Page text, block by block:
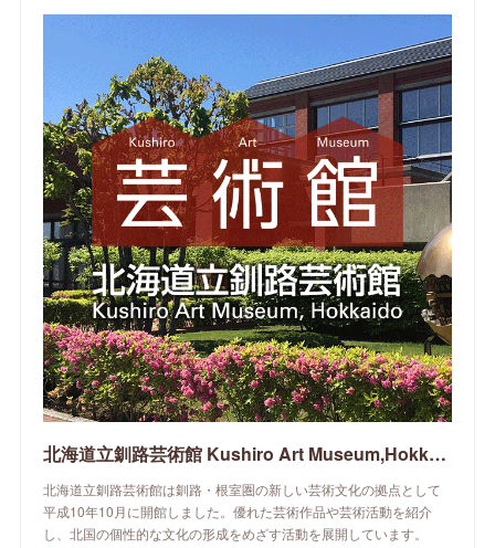
北海道立釧路芸術館 Kushiro Art Museum,Hokkaido
北海道立釧路芸術館は釧路・根室圏の新しい芸術文化の拠点として
平成10年10月に開館しました。優れた芸術作品や芸術活動を紹介
し、北国の個性的な文化の形成をめざす活動を展開しています。